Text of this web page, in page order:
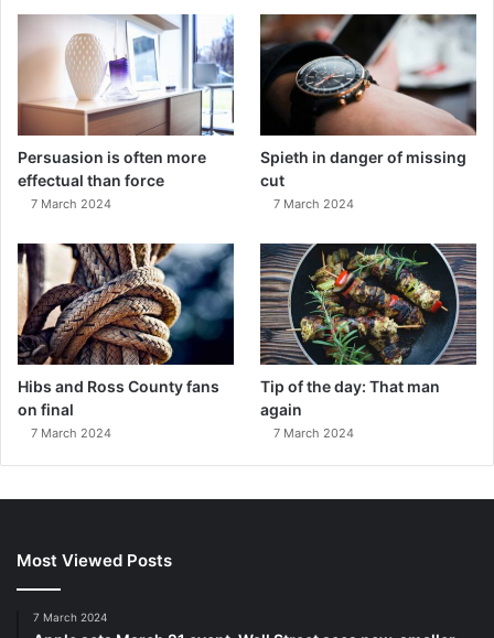
Persuasion is often more
effectual than force
7 March 2024
Spieth in danger of missing
cut
7 March 2024
Hibs and Ross County fans
on final
7 March 2024
Tip of the day: That man
again
7 March 2024
Most Viewed Posts
7 March 2024